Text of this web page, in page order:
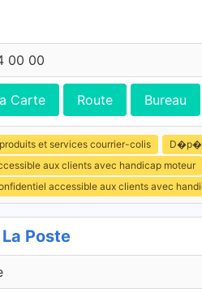
00 00
Carte Route Bureau
et services courrier-colis
aux clients avec handicap moteur
accessible aux clients avec
Poste